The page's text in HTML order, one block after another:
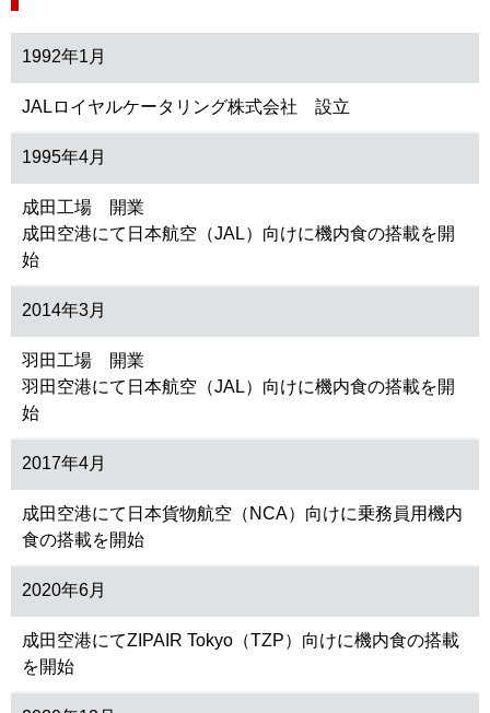
1992年1月
JALロイヤルケータリング株式会社 設立
1995年4月
成田工場 開業
成田空港にて日本航空（JAL）向けに機内食の搭載を開
始
2014年3月
羽田工場 開業
羽田空港にて日本航空（JAL）向けに機内食の搭載を開
始
2017年4月
成田空港にて日本貨物航空（NCA）向けに乗務員用機内
食の搭載を開始
2020年6月
成田空港にてZIPAIR Tokyo（TZP）向けに機内食の搭載
を開始